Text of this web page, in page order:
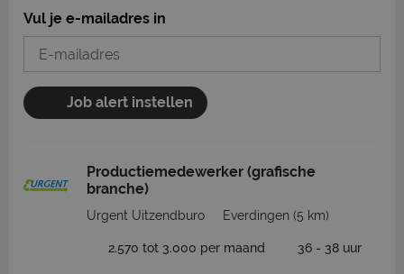
Vul je e-mailadres in
Job alert instellen
Productiemedewerker (grafische
branche)
Urgent Uitzendburo Everdingen (5 km)
2.570 tot 3.000 per maand 36 - 38 uur